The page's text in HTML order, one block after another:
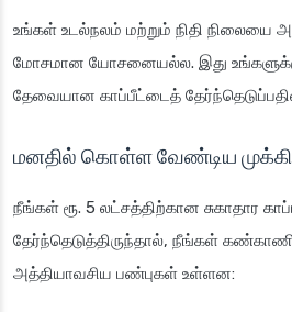
உங்கள் உடல்நலம் மற்றும் நிதி நிலையை
மோசமான யோசனையல்ல. இது
தேவையான காப்பீட்டைத் தேர்ந்தெடுப்பதில்
மனதில் கொள்ள வேண்டிய
நீங்கள் ரூ. 5 லட்சத்திற்கான சுகாதார
தேர்ந்தெடுத்திருந்தால், நீங்கள்
அத்தியாவசிய பண்புகள் உள்ளன: